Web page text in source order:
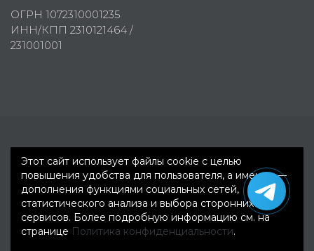
ОГРН 1072310001235
ИНН/КПП 2310121464 /
231001001
Этот сайт использует файлы cookie с целью
повышения удобства для пользователя, а именно —
дополнения функциями социальных сетей,
статистического анализа и выбора сторонних
сервисов. Более подробную информацию см. на
странице Политика конфиденциальности.